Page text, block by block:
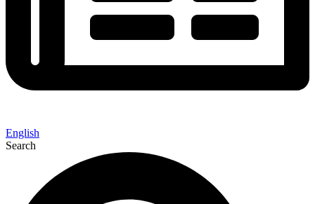
English
Search